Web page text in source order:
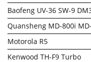
Baofeng UV-36 SW-9
Quansheng MD-800i
Motorola R5
Kenwood TH-F9 Turbo